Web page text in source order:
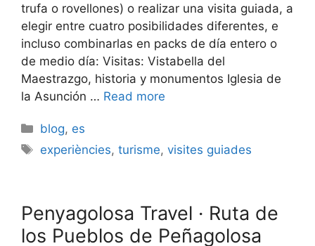
trufa o rovellones) o realizar una visita guiada, a
elegir entre cuatro posibilidades diferentes, e
incluso combinarlas en packs de día entero o
de medio día: Visitas: Vistabella del
Maestrazgo, historia y monumentos Iglesia de
la Asunción … Read more
Categories
blog, es
Etiquetes
experiències,turisme,visites guiades
Penyagolosa Travel · Ruta de
los Pueblos de Peñagolosa